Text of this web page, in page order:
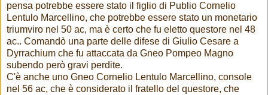
pensa potrebbe essere stato il figlio di Publio Cornelio
Lentulo Marcellino, che potrebbe essere stato un monetario
triumviro nel 50 ac, ma è certo che fu eletto questore nel 48
ac.. Comandò una parte delle difese di Giulio Cesare a
Dyrrachium che fu attaccata da Gneo Pompeo Magno
subendo però gravi perdite.
C'è anche uno Gneo Cornelio Lentulo Marcellino, console
nel 56 ac, che è considerato il fratello del questore, che